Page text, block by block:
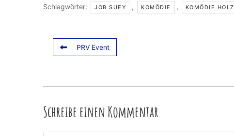
Schlagwörter: JOB SUEY , KOMÖDIE , KOMÖDIE HOLZ
PRV Event
Schreibe einen Kommentar